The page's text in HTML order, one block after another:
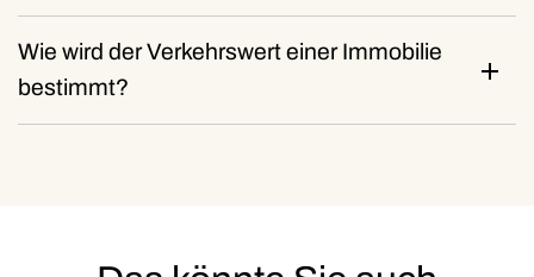
Wie wird der Verkehrswert einer Immobilie
bestimmt?